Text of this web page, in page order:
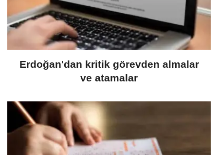
Erdoğan'dan kritik görevden almalar
ve atamalar